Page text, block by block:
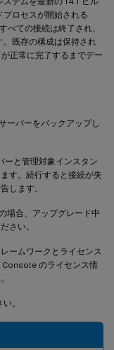
プロセスが開始される
ての接続は終了され、
。既存の構成は保持され
正常に完了するまでデー
ーバーをバックアップし
と管理対象インスタン
す。続行すると接続が失
します。
場合、アップグレード中
さい。
ームワークとライセンス
のライセンス情
。